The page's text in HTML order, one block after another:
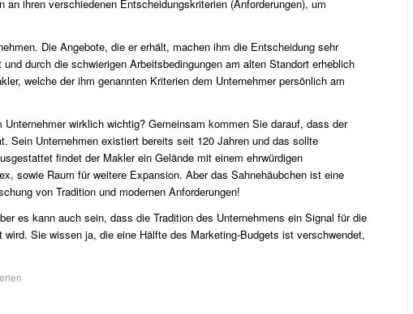
ihren verschiedenen Entscheidungskriterien (Anforderungen), um
Die Angebote, die er erhält, machen ihm die Entscheidung sehr
durch die schwierigen Arbeitsbedingungen am alten Standort erheblich
welche der ihm genannten Kriterien dem Unternehmer persönlich am
wirklich wichtig? Gemeinsam kommen Sie darauf, dass der
Sein Unternehmen existiert bereits seit 120 Jahren und das sollte
findet der Makler ein Gelände mit einem ehrwürdigen
sowie Raum für weitere Expansion. Aber das Sahnehäubchen ist eine
von Tradition und modernen Anforderungen!
es kann auch sein, dass die Tradition des Unternehmens ein Signal für die
Sie wissen ja, die eine Hälfte des Marketing-Budgets ist verschwendet,